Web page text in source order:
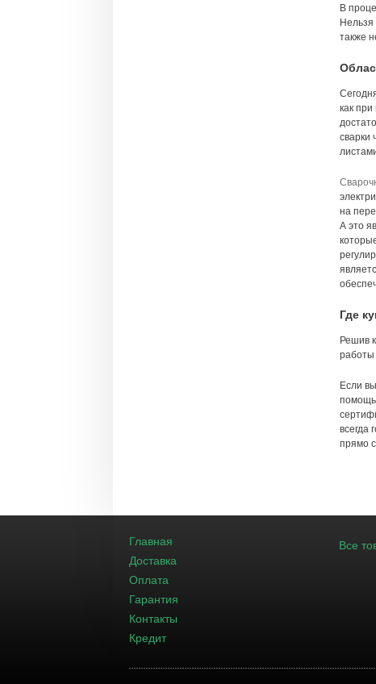
В
Нельзя
также
как
сварки
на
А это
Где
Решив
работы
Если
всегда
прямо
Главная
Доставка
Оплата
Гарантия
Контакты
Кредит
Все